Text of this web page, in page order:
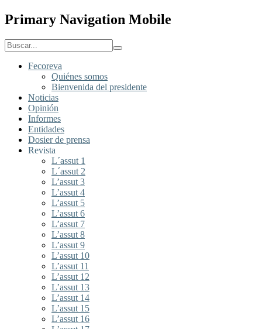
Primary Navigation Mobile
Fecoreva
Quiénes somos
Bienvenida del presidente
Noticias
Opinión
Informes
Entidades
Dosier de prensa
Revista
L´assut 1
L´assut 2
L’assut 3
L’assut 4
L’assut 5
L’assut 6
L’assut 7
L’assut 8
L’assut 9
L’assut 10
L’assut 11
L’assut 12
L’assut 13
L’assut 14
L’assut 15
L’assut 16